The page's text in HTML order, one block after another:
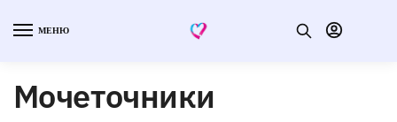
МЕНЮ
Мочеточники